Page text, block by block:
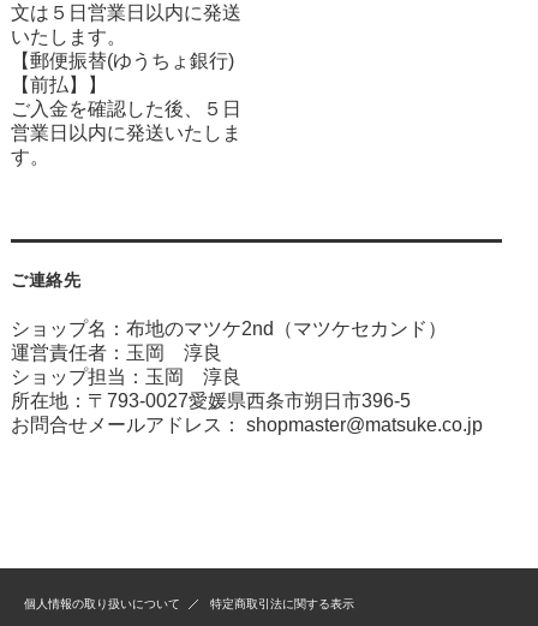
文は５日営業日以内に発送
いたします。
【郵便振替(ゆうちょ銀行)
【前払】】
ご入金を確認した後、５日
営業日以内に発送いたしま
す。
ご連絡先
ショップ名：布地のマツケ2nd（マツケセカンド）
運営責任者：玉岡 淳良
ショップ担当：玉岡 淳良
所在地：〒793-0027愛媛県西条市朔日市396-5
お問合せメールアドレス： shopmaster@matsuke.co.jp
個人情報の取り扱いについて 特定商取引法に関する表示